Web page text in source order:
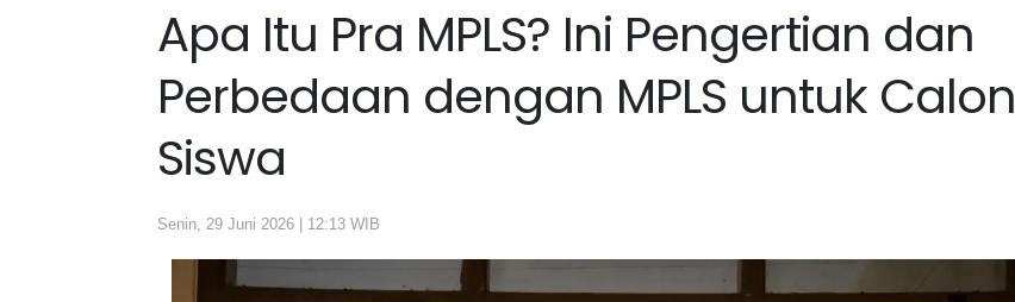
Apa Itu Pra MPLS? Ini Pengertian dan
Perbedaan dengan MPLS untuk Calon
Siswa
Senin, 29 Juni 2026 | 12:13 WIB